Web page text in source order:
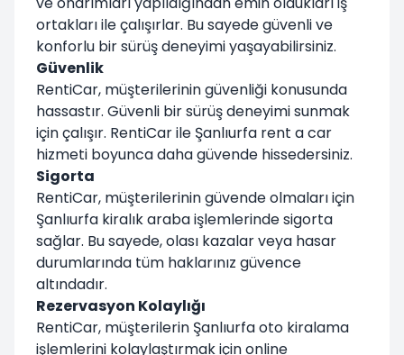
ortakları ile çalışırlar. Bu sayede güvenli ve
konforlu bir sürüş deneyimi yaşayabilirsiniz.
Güvenlik
RentiCar, müşterilerinin güvenliği konusunda
hassastır. Güvenli bir sürüş deneyimi sunmak
için çalışır. RentiCar ile Şanlıurfa rent a car
hizmeti boyunca daha güvende hissedersiniz.
Sigorta
RentiCar, müşterilerinin güvende olmaları için
Şanlıurfa kiralık araba işlemlerinde sigorta
sağlar. Bu sayede, olası kazalar veya hasar
durumlarında tüm haklarınız güvence
altındadır.
Rezervasyon Kolaylığı
RentiCar, müşterilerin Şanlıurfa oto kiralama
işlemlerini kolaylaştırmak için online